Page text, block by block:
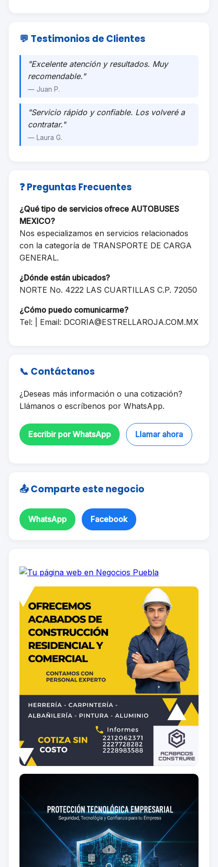
💬 Testimonios de Clientes
"Excelente atención y resultados. Muy
recomendable."
— Juan P.
"Servicio rápido y confiable. Los volveré a
contratar."
— Laura G.
❓ Preguntas Frecuentes
¿Qué tipo de servicios ofrece AUTOBUSES
MEXICO?
Nos especializamos en servicios relacionados
con la categoría de TRANSPORTE DE CARGA
GENERAL.
¿Dónde están ubicados?
NORTE No. 4222 LAS CUARTILLAS C.P. 72050
¿Cómo puedo comunicarme?
Tel: | Email: DCORIA@ESTRELLAROJA.COM.MX
📞 Contáctanos
¿Deseas más información o una cotización?
Llámanos o escríbenos por WhatsApp.
Escribir por WhatsApp Llamar ahora
📤 Comparte este negocio
WhatsApp Facebook